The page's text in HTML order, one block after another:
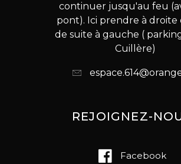
continuer jusqu'au feu
pont). Ici prendre à
de suite à gauche (
Cuillère)
REJOIGNEZ-
Facebook